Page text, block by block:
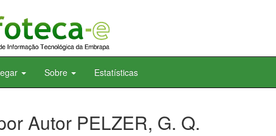
Sobre Estatísticas
Autor PELZER, G. Q.